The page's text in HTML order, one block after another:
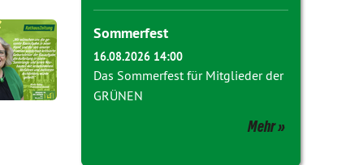
Sommerfest
16.08.2026 14:00
Das Sommerfest für Mitglieder der
GRÜNEN
Mehr